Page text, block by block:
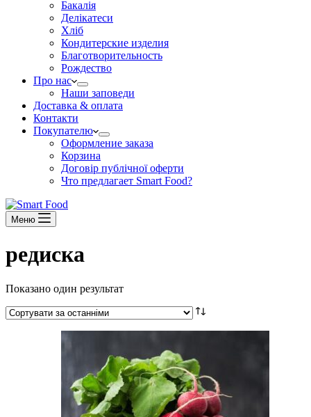
Бакалія
Делікатеси
Хліб
Кондитерские изделия
Благотворительность
Рождество
Про нас
Наши заповеди
Доставка & оплата
Контакти
Покупателю
Оформление заказа
Корзина
Договір публічної оферти
Что предлагает Smart Food?
Меню
редиска
Показано один результат